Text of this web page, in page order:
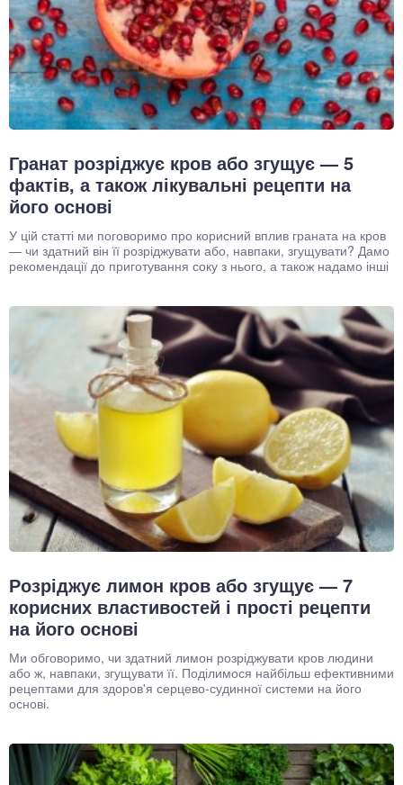
Гранат розріджує кров або згущує — 5
фактів, а також лікувальні рецепти на
його основі
У цій статті ми поговоримо про корисний вплив граната на кров
— чи здатний він її розріджувати або, навпаки, згущувати? Дамо
рекомендації до приготування соку з нього, а також надамо інші
Розріджує лимон кров або згущує — 7
корисних властивостей і прості рецепти
на його основі
Ми обговоримо, чи здатний лимон розріджувати кров людини
або ж, навпаки, згущувати її. Поділимося найбільш ефективними
рецептами для здоров'я серцево-судинної системи на його
основі.